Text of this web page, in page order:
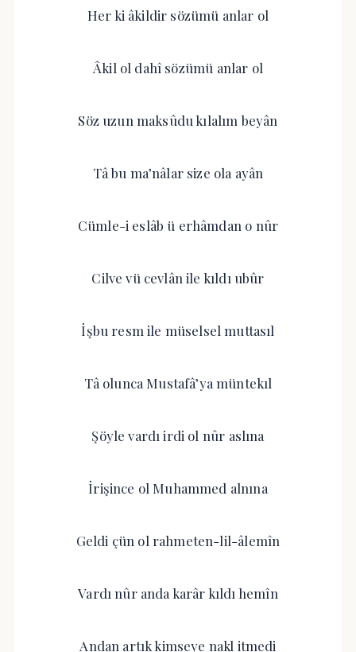
Her ki âkildir sözümü anlar ol
Âkil ol dahî sözümü anlar ol
Söz uzun maksûdu kılalım beyân
Tâ bu ma’nâlar size ola ayân
Cümle-i eslâb ü erhâmdan o nûr
Cilve vü cevlân ile kıldı ubûr
İşbu resm ile müselsel muttasıl
Tâ olunca Mustafâ’ya müntekıl
Şöyle vardı irdi ol nûr aslına
İrişince ol Muhammed alnına
Geldi çün ol rahmeten-lil-âlemîn
Vardı nûr anda karâr kıldı hemîn
Andan artık kimseye nakl itmedi